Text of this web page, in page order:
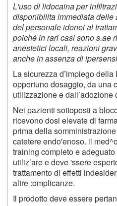
L'uso di lidocaina per
disponibilita immediata delle
del personale idonei al
poiché in rari casi sono s.ae
anestetici locali, reazioni
anche in assenza di
La sicurezza d’impiego
opportuno dosaggio, da una
utilizzazione e
Nei pazienti sottoposti a
ricevono dosi elevate di
prima della
catetere endo'enoso. il
training completo e
utiliz’are e deve 'ssere
trattamento di effetti
altre :omplicanze.
Il prodotto deve essere